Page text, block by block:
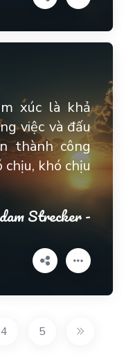
xúc là khả
việc và đấu
thành công
chịu, khó chịu
Strecker -
4 5